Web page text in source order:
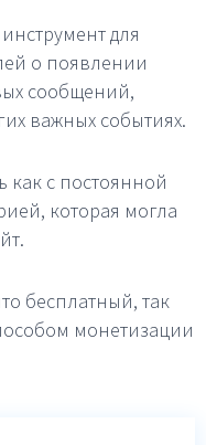
для
о появлении
сообщений,
важных событиях.
как с постоянной
которая могла
бесплатный, так
монетизации